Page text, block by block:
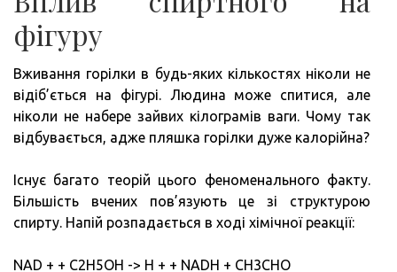
фігуру
Вживання горілки в будь-яких кількостях ніколи не
відіб’ється на фігурі. Людина може спитися, але
ніколи не набере зайвих кілограмів ваги. Чому так
відбувається, адже пляшка горілки дуже калорійна?
Існує багато теорій цього феноменального факту.
Більшість вчених пов’язують це зі структурою
спирту. Напій розпадається в ході хімічної реакції:
NAD + + C2H5OH -> H + + NADH + CH3CHO